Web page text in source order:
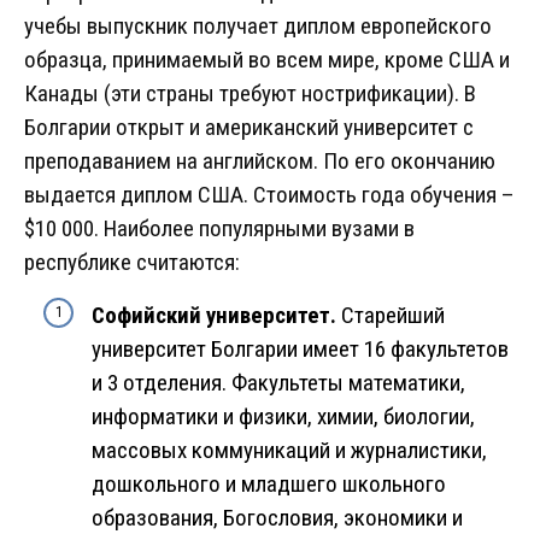
учебы выпускник получает диплом европейского
образца, принимаемый во всем мире, кроме США и
Канады (эти страны требуют нострификации). В
Болгарии открыт и американский университет с
преподаванием на английском. По его окончанию
выдается диплом США. Стоимость года обучения –
$10 000. Наиболее популярными вузами в
республике считаются:
Софийский университет. Старейший
университет Болгарии имеет 16 факультетов
и 3 отделения. Факультеты математики,
информатики и физики, химии, биологии,
массовых коммуникаций и журналистики,
дошкольного и младшего школьного
образования, Богословия, экономики и